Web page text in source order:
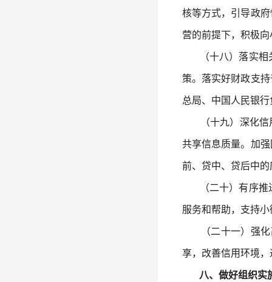
核等方式，引导政
营的前提下，积极
（十八）落实相关
策。落实好财政支
总局、中国人民银行
（十九）深化信用
共享信息质量。加
前、贷中、贷后中
（二十）有序推进
服务和帮助，支持
（二十一）强化
享，改善信用环境
八、做好组织实